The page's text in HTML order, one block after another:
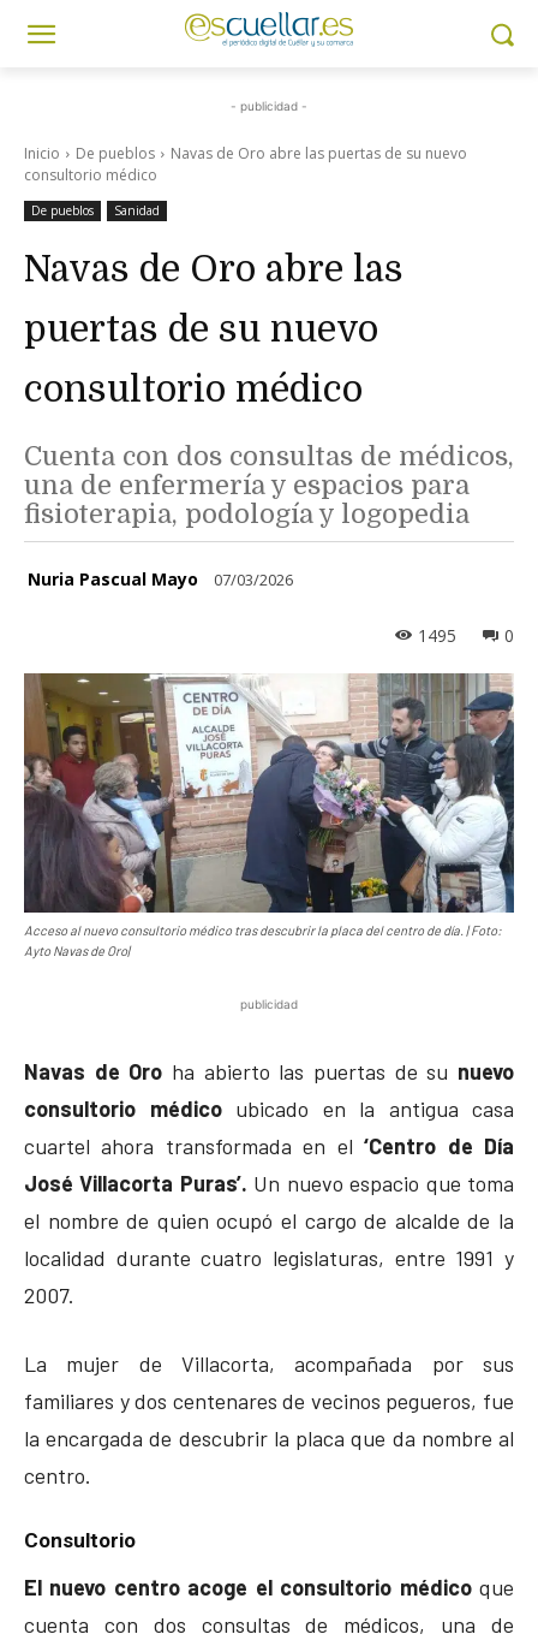
- publicidad -
Inicio De pueblos
Navas de Oro abre las puertas de su nuevo
consultorio médico
De pueblos Sanidad
Navas de Oro abre las
puertas de su nuevo
consultorio médico
Cuenta con dos consultas de médicos,
una de enfermería y espacios para
fisioterapia, podología y logopedia
Nuria Pascual Mayo 07/03/2026
0
1495
Acceso al nuevo consultorio médico tras descubrir la placa del centro de día. | Foto:
Ayto Navas de Oro|
publicidad
Navas de Oro ha abierto las puertas de su nuevo
consultorio médicoubicado en la antigua casa
cuartel ahora transformada en el‘Centro de Día
José Villacorta Puras’. Un nuevo espacio que toma
el nombre de quien ocupó el cargo de alcalde de la
localidad durante cuatro legislaturas, entre 1991 y
2007.
La mujer de Villacorta, acompañada por sus
familiares y dos centenares de vecinos pegueros, fue
la encargada de descubrir la placa que da nombre al
centro.
Consultorio
El nuevo centro acoge el consultorio médicoque
cuenta con dos consultas de médicos, una de